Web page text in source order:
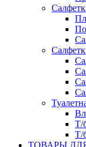
Т/
Т/
ТОВАРЫ